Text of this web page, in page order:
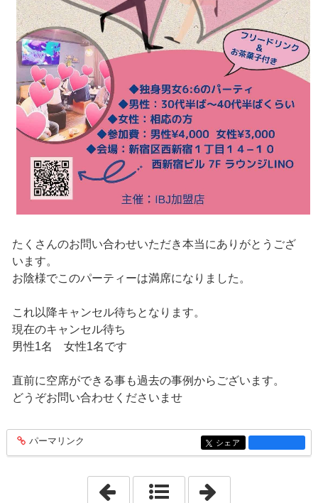
たくさんのお問い合わせいただき本当にありがとうござ
います。
お陰様でこのパーティーは満席になりました。
これ以降キャンセル待ちとなります。
現在のキャンセル待ち
男性1名 女性1名です
直前に空席ができる事も過去の事例からございます。
どうぞお問い合わせくださいませ
entry1466
パーマリンク entry1466
シェア
「2025年2月16日 - 2025年2月22日」